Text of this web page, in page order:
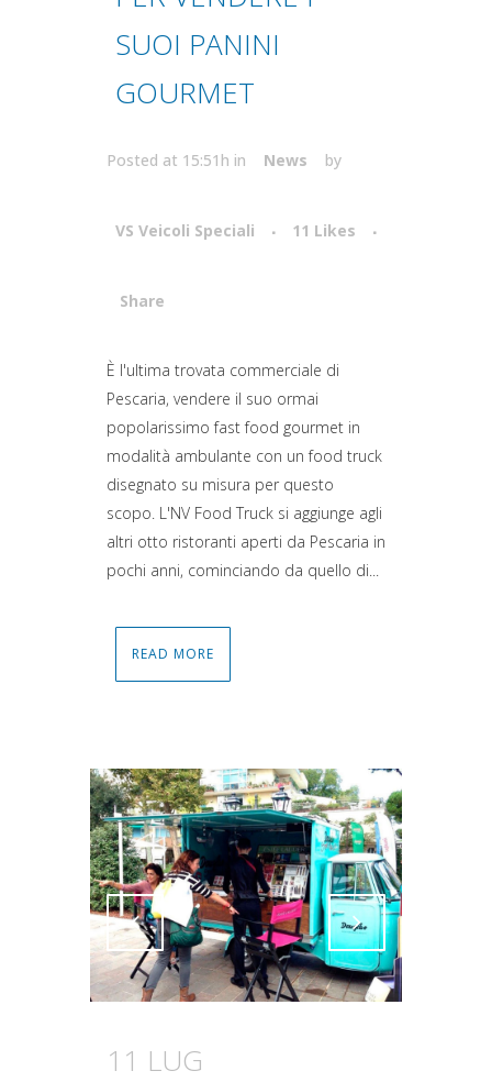
SUOI PANINI
GOURMET
Posted at 15:51h in News by
VS Veicoli Speciali 11 Likes
Share
Attiva comando
È l'ultima trovata commerciale di
Pescaria, vendere il suo ormai
popolarissimo fast food gourmet in
modalità ambulante con un food truck
disegnato su misura per questo
scopo. L'NV Food Truck si aggiunge agli
altri otto ristoranti aperti da Pescaria in
pochi anni, cominciando da quello di...
READ MORE
Attiva comando Attiva comando
11 LUG